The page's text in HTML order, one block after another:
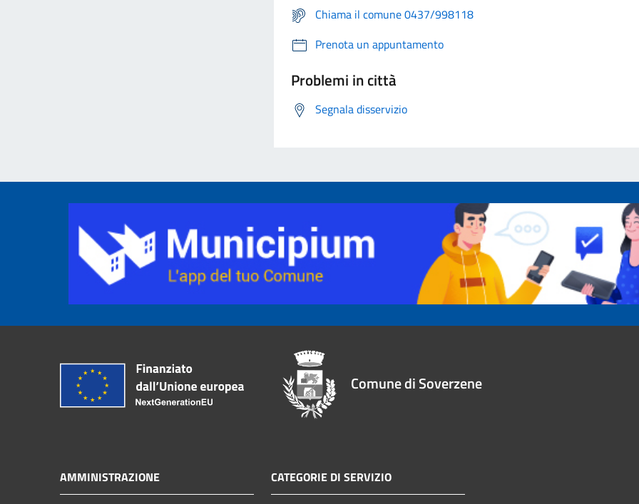
Chiama il comune 0437/998118
Prenota un appuntamento
Problemi in città
Segnala disservizio
Comune di Soverzene
AMMINISTRAZIONE CATEGORIE DI SERVIZIO